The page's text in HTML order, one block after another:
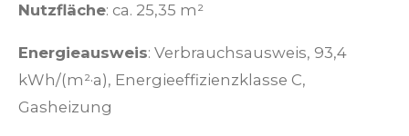
Nutzfläche: ca. 25,35 m²
Energieausweis: Verbrauchsausweis, 93,4
kWh/(m²·a), Energieeffizienzklasse C,
Gasheizung